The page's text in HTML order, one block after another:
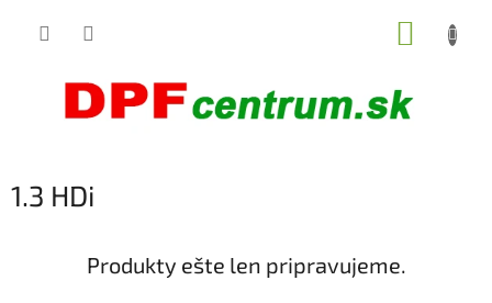
1.3 HDi
Produkty ešte len pripravujeme.